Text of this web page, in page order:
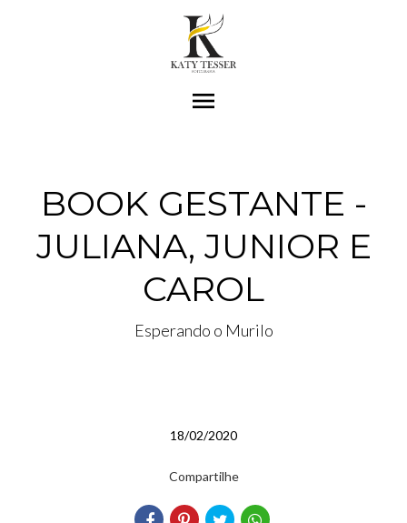
menu
BOOK GESTANTE -
JULIANA, JUNIOR E
CAROL
Esperando o Murilo
18/02/2020
Compartilhe